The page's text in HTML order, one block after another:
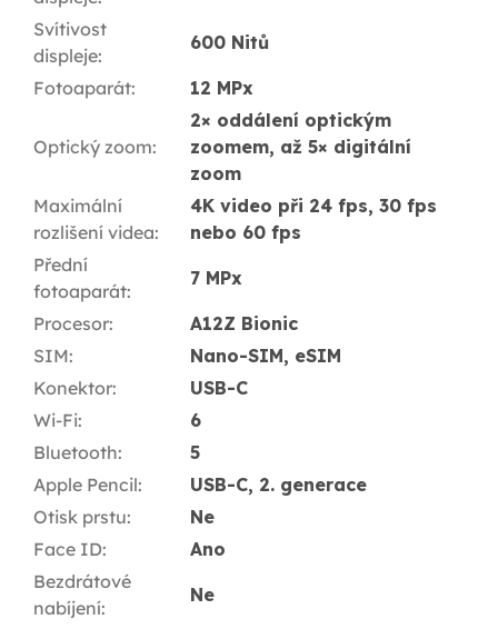
Svítivost
displeje:
600 Nitů
Fotoaparát: 12 MPx
Optický zoom:
2× oddálení optickým
zoomem, až 5× digitální
zoom
Maximální
rozlišení videa:
4K video při 24 fps, 30 fps
nebo 60 fps
Přední
fotoaparát:
7 MPx
Procesor:
A12Z Bionic
SIM:
Nano-SIM, eSIM
Konektor:
USB-C
Wi-Fi:
6
Bluetooth:
5
Apple Pencil:
USB-C, 2. generace
Otisk prstu:
Ne
Face ID:
Ano
Bezdrátové
nabíjení:
Ne